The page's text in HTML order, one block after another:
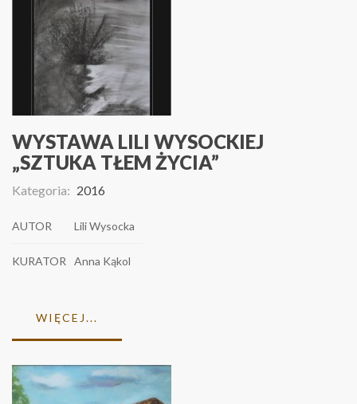
WYSTAWA LILI WYSOCKIEJ
„SZTUKA TŁEM ŻYCIA”
Kategoria: 2016
AUTOR Lili Wysocka
KURATOR Anna Kąkol
WIĘCEJ...